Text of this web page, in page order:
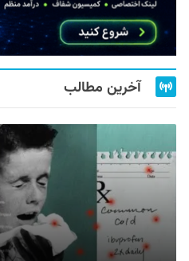
آخرین مطالب